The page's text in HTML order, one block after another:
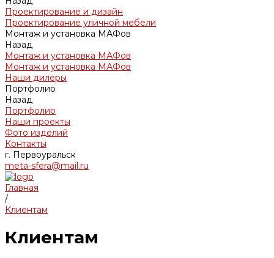
Проектирование и дизайн
Проектирование уличной мебели
Монтаж и установка МАФов
Назад
Монтаж и установка МАФов
Монтаж и установка МАФов
Наши дилеры
Портфолио
Назад
Портфолио
Наши проекты
Фото изделий
Контакты
г. Первоуральск
meta-sfera@mail.ru
Главная
/
Клиентам
Клиентам